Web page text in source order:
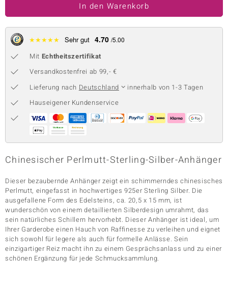
BY DE MELO
Collection
Classics
In den Warenkorb
★★★★★ Sehr gut 4.70 /5.00
Mit Echtheitszertifikat
Versandkostenfrei ab 99,- €
Lieferung nach Deutschland
innerhalb von 1-3 Tagen
Hauseigener Kundenservice
Chinesischer Perlmutt-Sterling-Silber-Anhänger
Dieser bezaubernde Anhänger zeigt ein schimmerndes chinesisches
Perlmutt, eingefasst in hochwertiges 925er Sterling Silber. Die
ausgefallene Form des Edelsteins, ca. 20,5 x 15 mm, ist
wunderschön von einem detaillierten Silberdesign umrahmt, das
sein natürliches Schillern hervorhebt. Dieser Anhänger ist ideal, um
Ihrer Garderobe einen Hauch von Raffinesse zu verleihen und eignet
sich sowohl für legere als auch für formelle Anlässe. Sein
einzigartiger Reiz macht ihn zu einem Gesprächsanlass und zu einer
schönen Ergänzung für jede Schmucksammlung.